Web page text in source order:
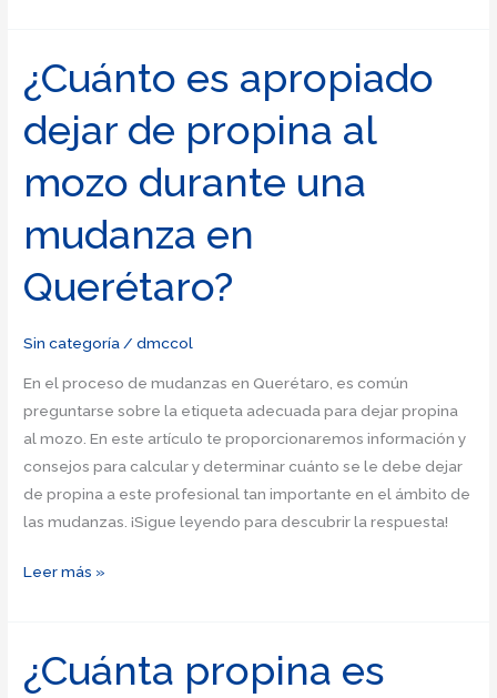
¿Cuánto
se
debe
dejar
de
propina
a
mozo
diferentes
¿Cuánto es apropiado
dejar de propina al
mozo durante una
mudanza en
Querétaro?
Sin categoría/dmccol
En el proceso de mudanzas en Querétaro, es común
preguntarse sobre la etiqueta adecuada para dejar propina
al mozo. En este artículo te proporcionaremos información y
consejos para calcular y determinar cuánto se le debe dejar
de propina a este profesional tan importante en el ámbito de
las mudanzas. ¡Sigue leyendo para descubrir la respuesta!
¿Cuánto
dejar
de
Leer más »
¿Cuánta propina es